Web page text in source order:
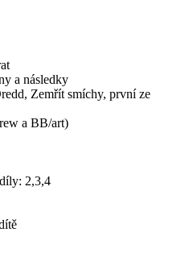
a následky
Zemřít smíchy, první ze
a BB/art)
2,3,4